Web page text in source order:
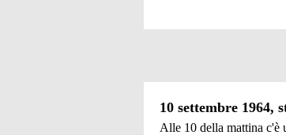
10 settembre 1964,
Alle 10 della mattina c'è